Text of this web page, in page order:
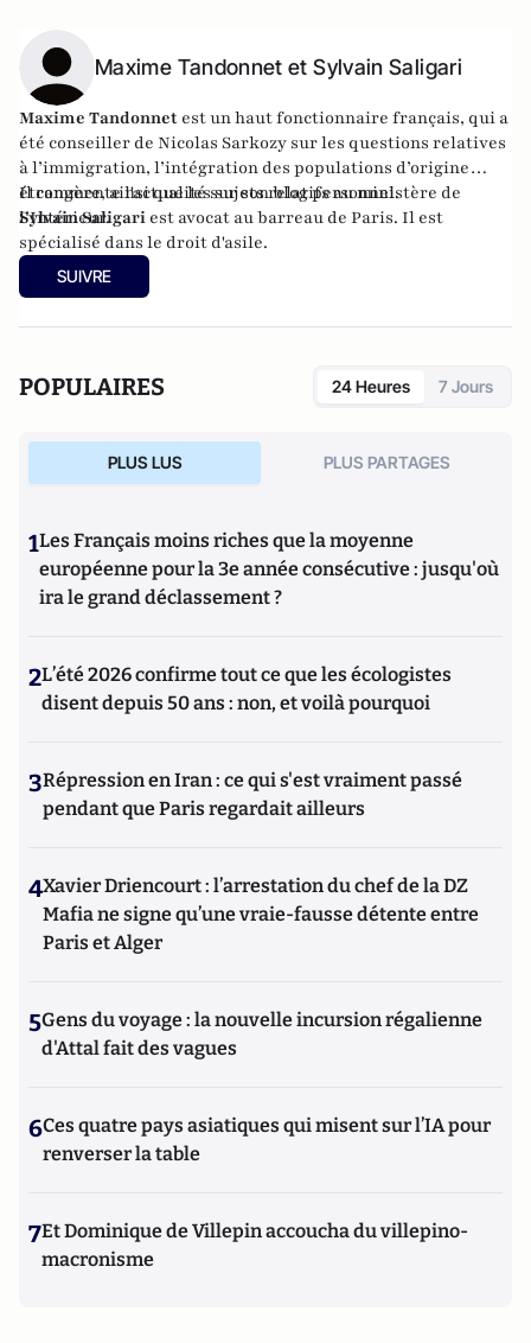
Maxime Tandonnet et Sylvain Saligari
Maxime Tandonnet est un haut fonctionnaire français, qui a
été conseiller de Nicolas Sarkozy sur les questions relatives
à l’immigration, l’intégration des populations d’origine
étrangère, ainsi que les sujets relatifs au ministère de
l’Intérieur.
Il commente l'actualité sur sonblog personnel.
Sylvain Saligari est avocat au barreau de Paris. Il est
spécialisé dans le droit d'asile.
SUIVRE
POPULAIRES 24 Heures 7 Jours
PLUS LUS PLUS PARTAGES
1Les Français moins riches que la moyenne
européenne pour la 3e année consécutive : jusqu'où
ira le grand déclassement ?
2L’été 2026 confirme tout ce que les écologistes
disent depuis 50 ans : non, et voilà pourquoi
3Répression en Iran : ce qui s'est vraiment passé
pendant que Paris regardait ailleurs
4Xavier Driencourt : l’arrestation du chef de la DZ
Mafia ne signe qu’une vraie-fausse détente entre
Paris et Alger
5Gens du voyage : la nouvelle incursion régalienne
d'Attal fait des vagues
6Ces quatre pays asiatiques qui misent sur l’IA pour
renverser la table
7Et Dominique de Villepin accoucha du villepino-
macronisme